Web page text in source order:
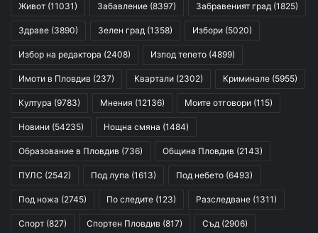
Живот (11031) Забавление (8397) Забравеният град (1825)
Здраве (3890) Зелен град (1358) Избори (5020)
Избор на редактора (2408) Изпод тепето (4899)
Имоти в Пловдив (237) Квартали (2302) Криминале (5955)
Култура (9783) Мнения (12136) Моите отговори (115)
Новини (54235) Нощна смяна (1484)
Образование в Пловдив (736) Община Пловдив (2143)
ПУЛС (2542) Под лупа (1613) Под небето (6493)
Под ножа (2745) По следите (123) Разследване (1311)
Спорт (827) Спортен Пловдив (817) Съд (2906)